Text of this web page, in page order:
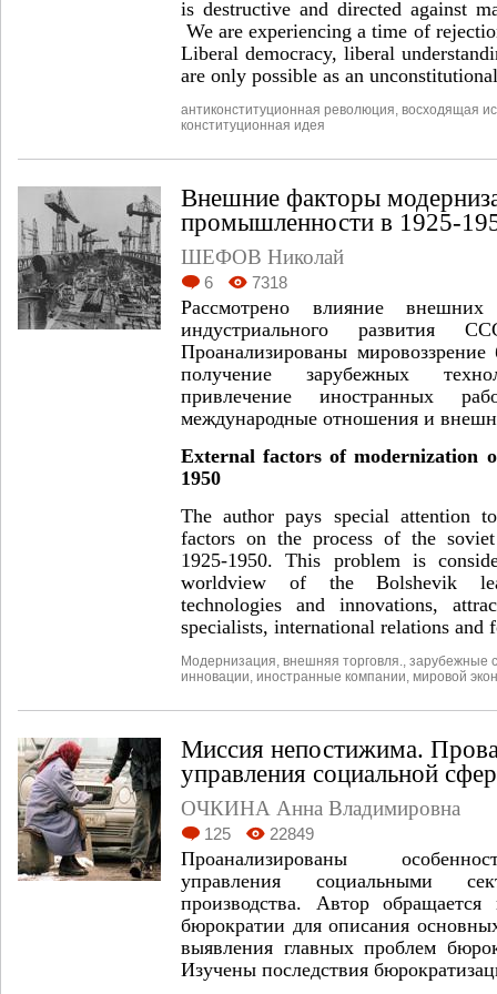
is destructive and directed against
We are experiencing a time of
Liberal democracy, liberal
are only possible as an
антиконституционная революция восходящая
конституционная идея
Внешние факторы
промышленности в 1925-
ШЕФОВ Николай
6 7318
Рассмотрено влияние
индустриального развития
Проанализированы
получение зарубежных
привлечение иностранных
международные отношения и
External factors of modernization
1950
The author pays special attention
factors on the process of the
1925-1950. This problem is
worldview of the Bolshevik
technologies and innovations,
specialists, international relations and
Модернизация внешняя торговля.
зарубежные
инновации иностранные компании мировой
Миссия непостижима.
управления социальной
ОЧКИНА Анна Владимировна
125 22849
Проанализированы
управления социальными
производства. Автор
бюрократии для описания
выявления главных проблем
Изучены последствия